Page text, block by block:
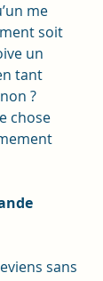
me
soit
un
tant
?
chose
sans